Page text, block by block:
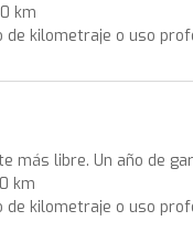
km
de kilometraje o uso
más libre. Un año de
km
de kilometraje o uso